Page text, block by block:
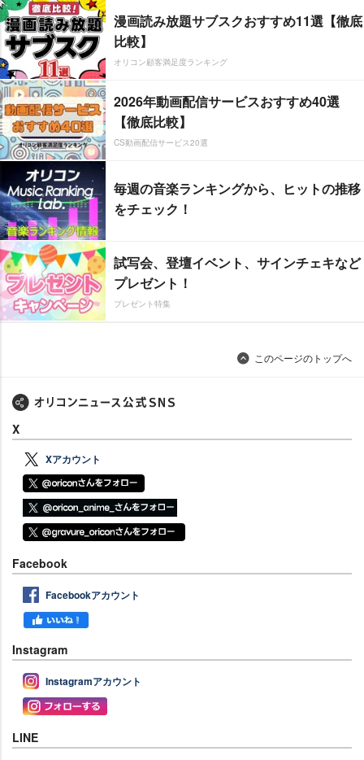
漫画読み放題サブスクおすすめ11選【徹底
比較】
オリコン顧客満足度ランキング
2026年動画配信サービスおすすめ40選
【徹底比較】
CS動画配信サービス20選
毎週の音楽ランキングから、ヒットの推移
をチェック！
試写会、登壇イベント、サインチェキなど
プレゼント！
プレゼント特集
このページのトップへ
X
Xアカウント
Facebook
Facebookアカウント
Instagram
Instagramアカウント
LINE